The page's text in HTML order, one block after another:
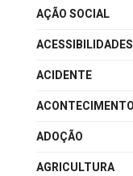
AÇÃO SOCIAL
ACESSIBILIDADES
ACIDENTE
ACONTECIMENTO
ADOÇÃO
AGRICULTURA